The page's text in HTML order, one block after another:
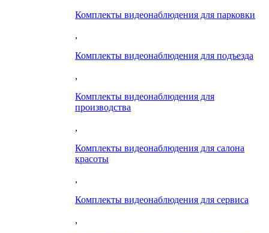
Комплекты видеонаблюдения для парковки
,
Комплекты видеонаблюдения для подъезда
,
Комплекты видеонаблюдения для
производства
,
Комплекты видеонаблюдения для салона
красоты
,
Комплекты видеонаблюдения для сервиса
,